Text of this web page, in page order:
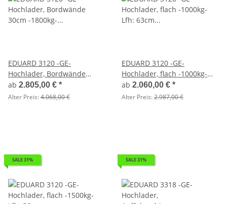
EDUARD 3120 -GE-
Hochlader, Bordwände
30cm -1800kg- Lfh: 63cm
-195/50R13
ab 2.805,00 € *
Alter Preis:4.068,00 €
EDUARD 3120 -GE-
Hochlader, flach -1000kg-
Lfh: 63cm -195/50R13 -
optimal für Sauna oder
ab 2.060,00 € *
Alter Preis:2.987,00 €
SALE 31% SALE 31%